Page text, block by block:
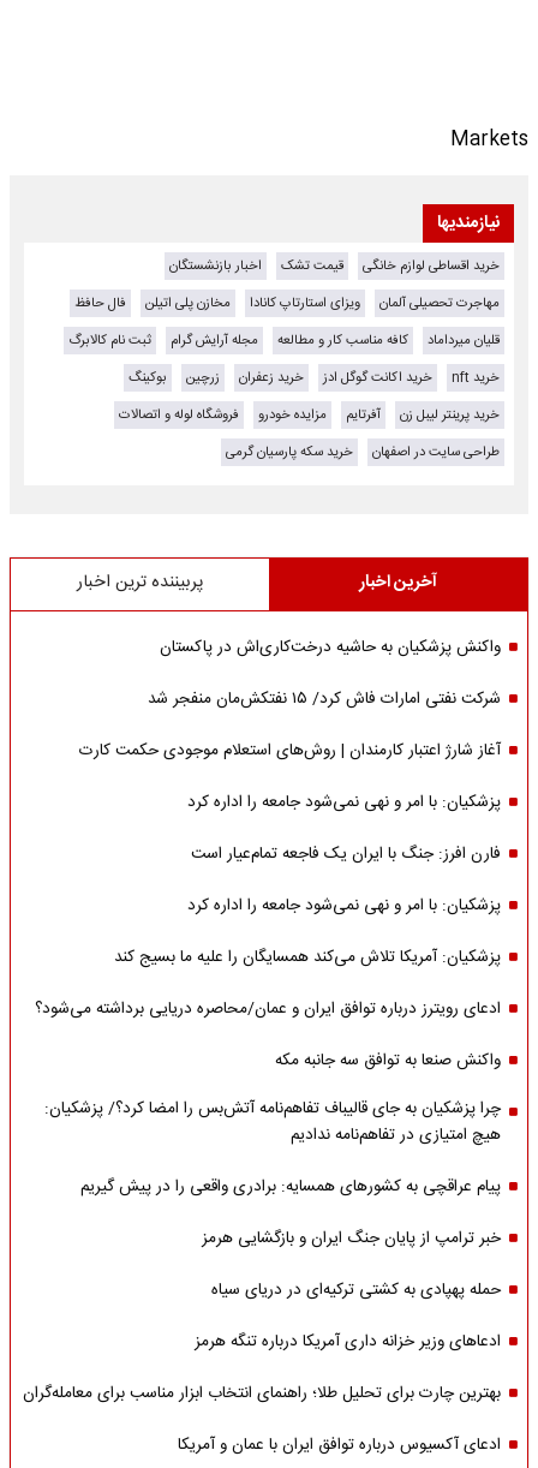
Markets
نیازمندیها
خرید اقساطی لوازم خانگی قیمت تشک
اخبار بازنشستگان
مهاجرت تحصیلی آلمان
ویزای استارتاپ کانادا مخازن پلی اتیلن
فال حافظ
قلیان میرداماد
کافه مناسب کار و مطالعه مجله آرایش گرام
ثبت نام کالابرگ
خرید nft
خرید اکانت گوگل ادز خرید زعفران زرچین
بوکینگ
خرید پرینتر لیبل زن
آفرتایم مزایده خودرو
فروشگاه لوله و اتصالات
طراحی سایت در اصفهان
خرید سکه پارسیان گرمی
آخرین اخبار پربیننده ترین اخبار
واکنش پزشکیان به حاشیه درخت‌کاری‌اش در پاکستان
شرکت نفتی امارات فاش کرد/ ۱۵ نفتکش‌مان منفجر شد
آغاز شارژ اعتبار کارمندان | روش‌های استعلام موجودی حکمت کارت
پزشکیان: با امر و نهی نمی‌شود جامعه را اداره کرد
فارن افرز: جنگ با ایران یک فاجعه تمام‌عیار است
پزشکیان: با امر و نهی نمی‌شود جامعه را اداره کرد
پزشکیان: آمریکا تلاش می‌کند همسایگان را علیه ما بسیج کند
ادعای رویترز درباره توافق ایران و عمان/محاصره دریایی برداشته می‌شود؟
واکنش صنعا به توافق سه جانبه مکه
چرا پزشکیان به جای قالیباف تفاهم‌نامه آتش‌بس را امضا کرد؟/ پزشکیان:
هیچ امتیازی در تفاهم‌نامه ندادیم
پیام عراقچی به کشورهای همسایه: برادری واقعی را در پیش گیریم
خبر ترامپ از پایان جنگ ایران و بازگشایی هرمز
حمله پهپادی به کشتی ترکیه‌ای در دریای سیاه
ادعاهای وزیر خزانه داری آمریکا درباره تنگه هرمز
بهترین چارت برای تحلیل طلا؛ راهنمای انتخاب ابزار مناسب برای معامله‌گران
ادعای آکسیوس درباره توافق ایران با عمان و آمریکا